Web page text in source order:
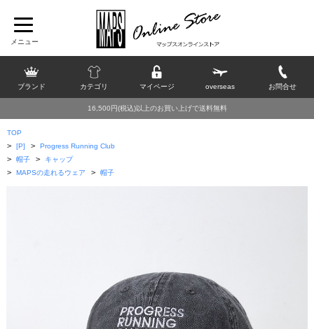
ブランド カテゴリ マイページ overseas お問合せ
16,500円(税込)以上のお買い上げで送料無料
TOP
> [P] > Progress Running Club
> 帽子 > キャップ
> MAPSの走れるウェア > 帽子